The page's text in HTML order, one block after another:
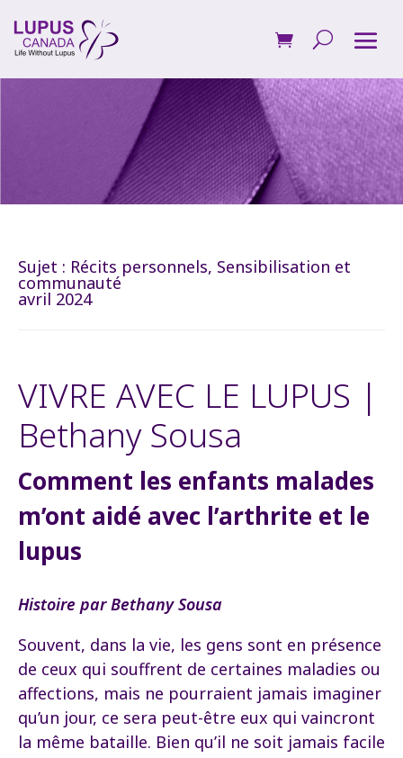
Sujet : Récits personnels, Sensibilisation et
communauté
avril 2024
VIVRE AVEC LE LUPUS |
Bethany Sousa
Comment les enfants malades
m’ont aidé avec l’arthrite et le
lupus
Histoire par Bethany Sousa
Souvent, dans la vie, les gens sont en présence
de ceux qui souffrent de certaines maladies ou
affections, mais ne pourraient jamais imaginer
qu’un jour, ce sera peut-être eux qui vaincront
la même bataille. Bien qu’il ne soit jamais facile